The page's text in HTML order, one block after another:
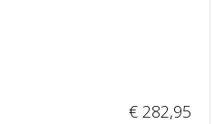
€ 282,95